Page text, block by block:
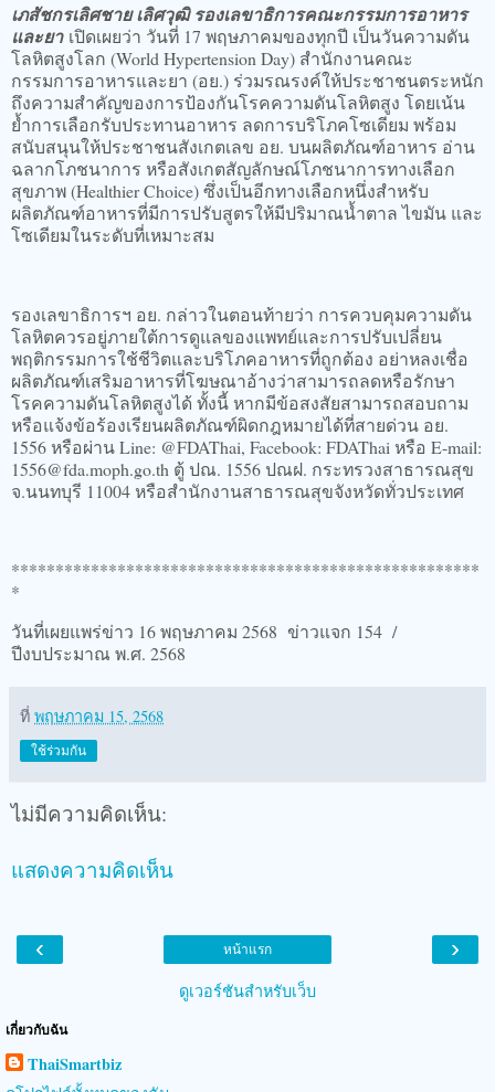
เภสัชกรเลิศชาย เลิศวุฒิ รองเลขาธิการคณะกรรมการอาหาร
และยา เปิดเผยว่า วันที่ 17 พฤษภาคมของทุกปี เป็นวันความดัน
โลหิตสูงโลก (World Hypertension Day) สำนักงานคณะ
กรรมการอาหารและยา (อย.) ร่วมรณรงค์ให้ประชาชนตระหนัก
ถึงความสำคัญของการป้องกันโรคความดันโลหิตสูง โดยเน้น
ย้ำการเลือกรับประทานอาหาร ลดการบริโภคโซเดียม พร้อม
สนับสนุนให้ประชาชนสังเกตเลข อย. บนผลิตภัณฑ์อาหาร อ่าน
ฉลากโภชนาการ หรือสังเกตสัญลักษณ์โภชนาการทางเลือก
สุขภาพ (Healthier Choice) ซึ่งเป็นอีกทางเลือกหนึ่งสำหรับ
ผลิตภัณฑ์อาหารที่มีการปรับสูตรให้มีปริมาณน้ำตาล ไขมัน และ
โซเดียมในระดับที่เหมาะสม
รองเลขาธิการฯ อย. กล่าวในตอนท้ายว่า การควบคุมความดัน
โลหิตควรอยู่ภายใต้การดูแลของแพทย์และการปรับเปลี่ยน
พฤติกรรมการใช้ชีวิตและบริโภคอาหารที่ถูกต้อง อย่าหลงเชื่อ
ผลิตภัณฑ์เสริมอาหารที่โฆษณาอ้างว่าสามารถลดหรือรักษา
โรคความดันโลหิตสูงได้ ทั้งนี้ หากมีข้อสงสัยสามารถสอบถาม
หรือแจ้งข้อร้องเรียนผลิตภัณฑ์ผิดกฎหมายได้ที่สายด่วน อย.
1556 หรือผ่าน Line: @FDAThai, Facebook: FDAThai หรือ E-mail:
1556@fda.moph.go.th ตู้ ปณ. 1556 ปณฝ. กระทรวงสาธารณสุข
จ.นนทบุรี 11004 หรือสำนักงานสาธารณสุขจังหวัดทั่วประเทศ
*****************************************************
*
วันที่เผยแพร่ข่าว 16 พฤษภาคม 2568 ข่าวแจก 154 /
ปีงบประมาณ พ.ศ. 2568
ที่ พฤษภาคม 15, 2568
ใช้ร่วมกัน
ไม่มีความคิดเห็น:
แสดงความคิดเห็น
‹ ›
หน้าแรก
ดูเวอร์ชันสำหรับเว็บ
เกี่ยวกับฉัน
ThaiSmartbiz